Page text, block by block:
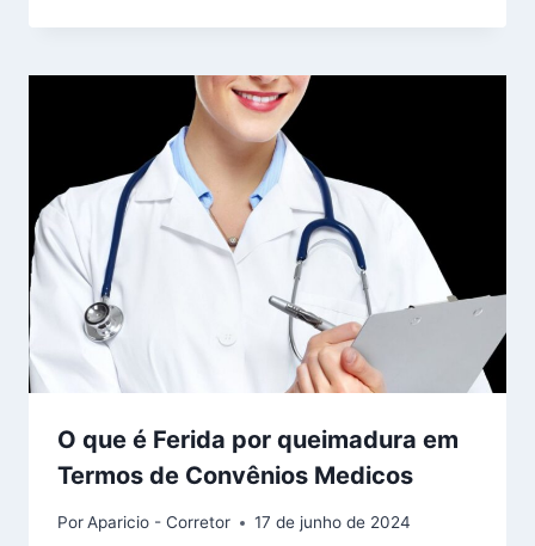
O que é Ferida por queimadura em
Termos de Convênios Medicos
PorAparicio - Corretor 17 de junho de 2024